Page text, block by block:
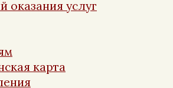
оказания услуг
карта